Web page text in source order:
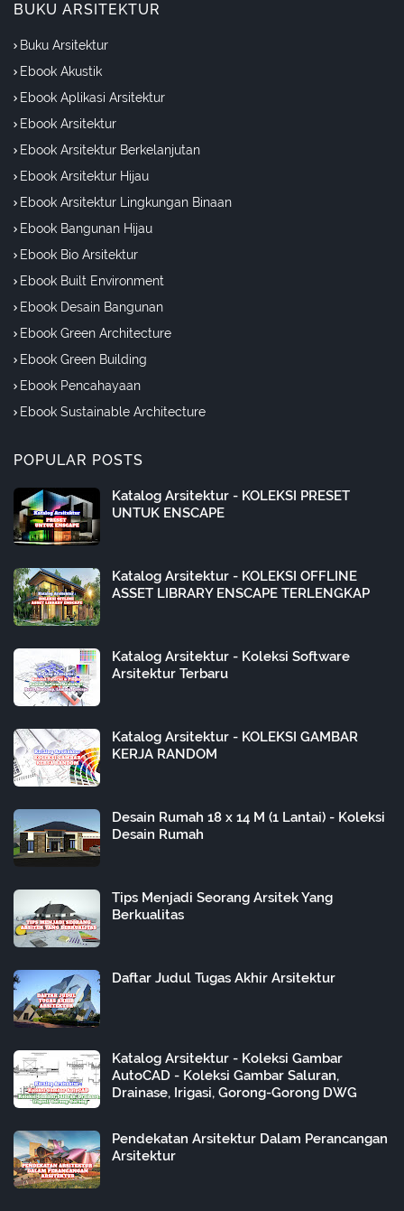
BUKU ARSITEKTUR
Buku Arsitektur
Ebook Akustik
Ebook Aplikasi Arsitektur
Ebook Arsitektur
Ebook Arsitektur Berkelanjutan
Ebook Arsitektur Hijau
Ebook Arsitektur Lingkungan Binaan
Ebook Bangunan Hijau
Ebook Bio Arsitektur
Ebook Built Environment
Ebook Desain Bangunan
Ebook Green Architecture
Ebook Green Building
Ebook Pencahayaan
Ebook Sustainable Architecture
POPULAR POSTS
Katalog Arsitektur - KOLEKSI PRESET
UNTUK ENSCAPE
Katalog Arsitektur - KOLEKSI OFFLINE
ASSET LIBRARY ENSCAPE TERLENGKAP
Katalog Arsitektur - Koleksi Software
Arsitektur Terbaru
Katalog Arsitektur - KOLEKSI GAMBAR
KERJA RANDOM
Desain Rumah 18 x 14 M (1 Lantai) - Koleksi
Desain Rumah
Tips Menjadi Seorang Arsitek Yang
Berkualitas
Daftar Judul Tugas Akhir Arsitektur
Katalog Arsitektur - Koleksi Gambar
AutoCAD - Koleksi Gambar Saluran,
Drainase, Irigasi, Gorong-Gorong DWG
Pendekatan Arsitektur Dalam Perancangan
Arsitektur